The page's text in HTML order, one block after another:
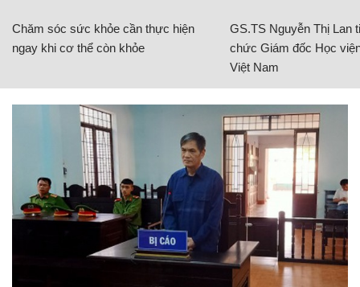
Chăm sóc sức khỏe cần thực hiện
ngay khi cơ thể còn khỏe
GS.TS Nguyễn Thị Lan
chức Giám đốc Học
Việt Nam